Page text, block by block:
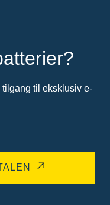
tilgang til eksklusiv e-